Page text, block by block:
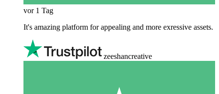
vor 1 Tag
It's amazing platform for appealing and more exressive assets.
zeeshancreative